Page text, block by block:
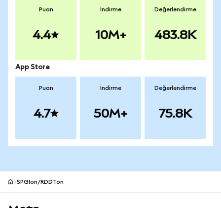
Puan
4.4
İndirme
10M+
Değerlendirme
483.8K
App Store
Puan
4.7
İndirme
50M+
Değerlendirme
75.8K
SPGIon/RDDTon